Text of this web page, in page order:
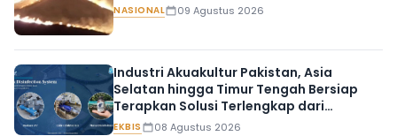
NASIONAL 09 Agustus 2026
Industri Akuakultur Pakistan, Asia
Selatan hingga Timur Tengah Bersiap
Terapkan Solusi Terlengkap dari
Indonesia
EKBIS 08 Agustus 2026